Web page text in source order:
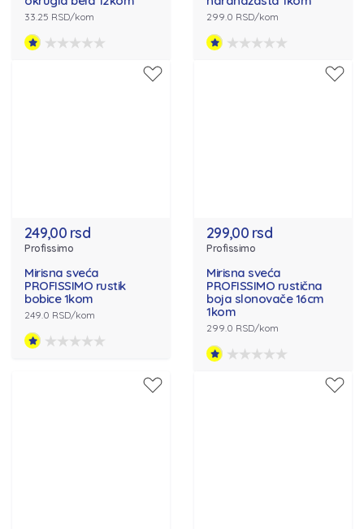
33.25 RSD/kom 299.0 RSD/kom
249,00 rsd
Profissimo
Mirisna sveća
PROFISSIMO rustik
bobice 1kom
249.0 RSD/kom
299,00 rsd
Profissimo
Mirisna sveća
PROFISSIMO rustična
boja slonovače 16cm
1kom
299.0 RSD/kom